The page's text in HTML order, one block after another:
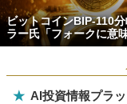
ビットコインBIP-110
ラー氏「フォークに意
★ AI投資情報プラ